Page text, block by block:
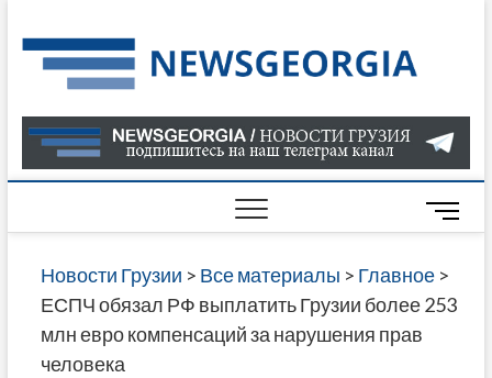
to
content
О
В
ГРУЗИИ
САЙТЕ
M
e
n
u
Новости Грузии > Все материалы > Главное>
ЕСПЧ обязал РФ выплатить Грузии более 253
млн евро компенсаций за нарушения прав
человека